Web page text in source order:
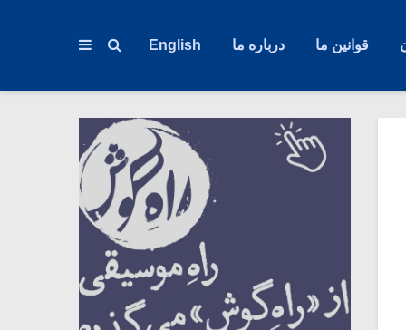
قوانین ما درباره ما English